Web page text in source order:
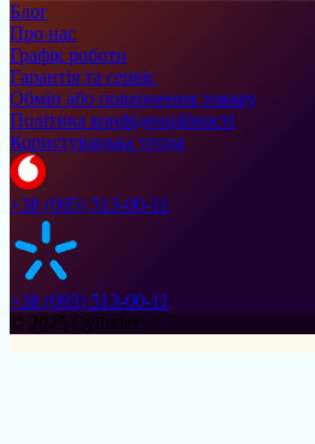
Блог
Про нас
Графік роботи
Гарантія та сервіс
Обмін або повернення товару
Політика конфіденційності
Користувацька угода
+38 (095) 513-00-11
+38 (093) 513-00-11
© 2025 Cylinder